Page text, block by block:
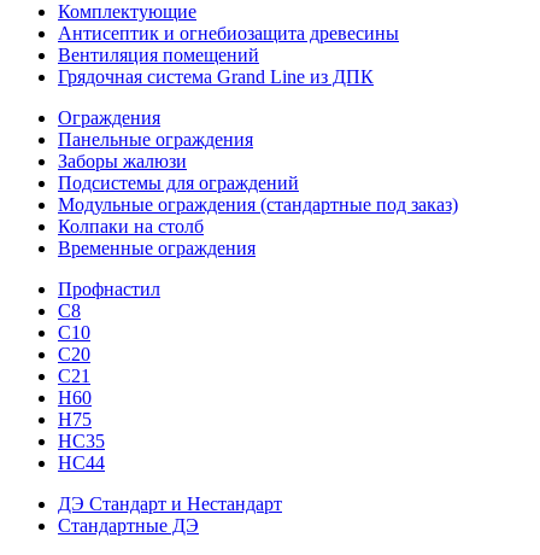
Комплектующие
Антисептик и огнебиозащита древесины
Вентиляция помещений
Грядочная система Grand Line из ДПК
Ограждения
Панельные ограждения
Заборы жалюзи
Подсистемы для ограждений
Модульные ограждения (стандартные под заказ)
Колпаки на столб
Временные ограждения
Профнастил
С8
С10
С20
С21
H60
H75
HС35
НС44
ДЭ Стандарт и Нестандарт
Стандартные ДЭ